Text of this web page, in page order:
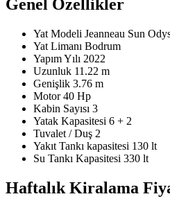
Genel Özellikler
Yat Modeli Jeanneau Sun
Yat Limanı Bodrum
Yapım Yılı 2022
Uzunluk 11.22 m
Genişlik 3.76 m
Motor 40 Hp
Kabin Sayısı 3
Yatak Kapasitesi 6 + 2
Tuvalet / Duş 2
Yakıt Tankı kapasitesi 130 lt
Su Tankı Kapasitesi 330 lt
Haftalık Kiralama